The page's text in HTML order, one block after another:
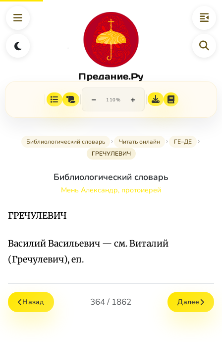
Предание.Ру
− 110% +
Библиологический словарь Читать онлайн
ГЕ–ДЕ
ГРЕЧУЛЕВИЧ
Библиологический словарь
Мень Александр, протоиерей
ГРЕЧУЛЕВИЧ
Василий Васильевич — см. Виталий
(Гречулевич), еп.
Назад 364 / 1862 Далее